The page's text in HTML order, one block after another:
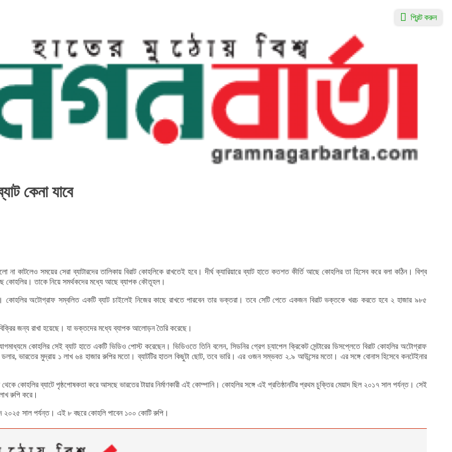
কেনা যাবে
না কাটলেও সময়ের সেরা ব্যাটারদের তালিকায় বিরাট কোহলিকে রাখতেই হবে। দীর্ঘ ক্যারিয়ারে ব্যাট হাতে কতশত কীর্তি আছে কোহলির তা হিসেব করে বলা কঠিন। বিশ্ব
কোহলির। তাকে নিয়ে সমর্থকদের মধ্যে আছে ব্যাপক কৌতূহল।
কোহলির অটোগ্রাফ সম্বলিত একটি ব্যাট চাইলেই নিজের কাছে রাখতে পারবেন তার ভক্তরা। তবে সেটি পেতে একজন বিরাট ভক্তকে খরচ করতে হবে ২ হাজার ৯৮৫
জন্য রাখা হয়েছে। যা ভক্তদের মধ্যে ব্যাপক আলোড়ন তৈরি করেছে।
কোহলির সেই ব্যাট হাতে একটি ভিডিও পোস্ট করেছেন। ভিডিওতে তিনি বলেন, সিডনির গ্রেগ চ্যাপেল ক্রিকেট সেন্টারের ডিসপ্লেতে বিরাট কোহলির অটোগ্রাফ
ভারতের মুদ্রায় ১ লাখ ৬৪ হাজার রুপির মতো। ব্যাটটির হাতল কিছুটা ছোট, তবে ভারি। এর ওজন সম্ভবত ২.৯ আউন্সের মতো। এর সঙ্গে বোনাস হিসেবে কনটেইনার
কোহলির ব্যাটে পৃষ্ঠপোষকতা করে আসছে ভারতের টায়ার নির্মাণকারী এই কোম্পানি। কোহলির সঙ্গে এই প্রতিষ্ঠানটির প্রথম চুক্তির মেয়াদ ছিল ২০১৭ সাল পর্যন্ত। সেই
রুপি করে।
২০২৫ সাল পর্যন্ত। এই ৮ বছরে কোহলি পাবেন ১০০ কোটি রুপি।
প্রিন্ট করুন